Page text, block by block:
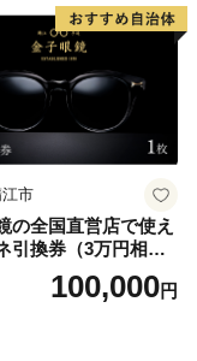
市
の全国直営店で使え
引換券（3万円相
100,000円